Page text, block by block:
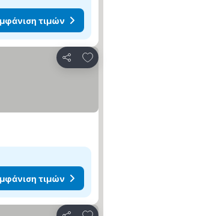
τιμών
Κοινοποίηση
Προσθήκη στα αγαπημένα
τιμών
Προσθήκη στα αγαπημένα